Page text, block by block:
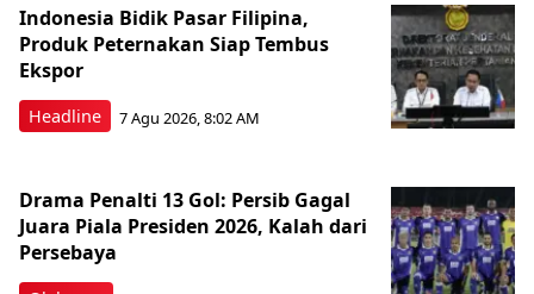
Headline
Indonesia Bidik Pasar Filipina,
Produk Peternakan Siap Tembus
Ekspor
7 Agu 2026, 8:02 AM
Drama Penalti 13 Gol: Persib Gagal
Juara Piala Presiden 2026, Kalah dari
Persebaya